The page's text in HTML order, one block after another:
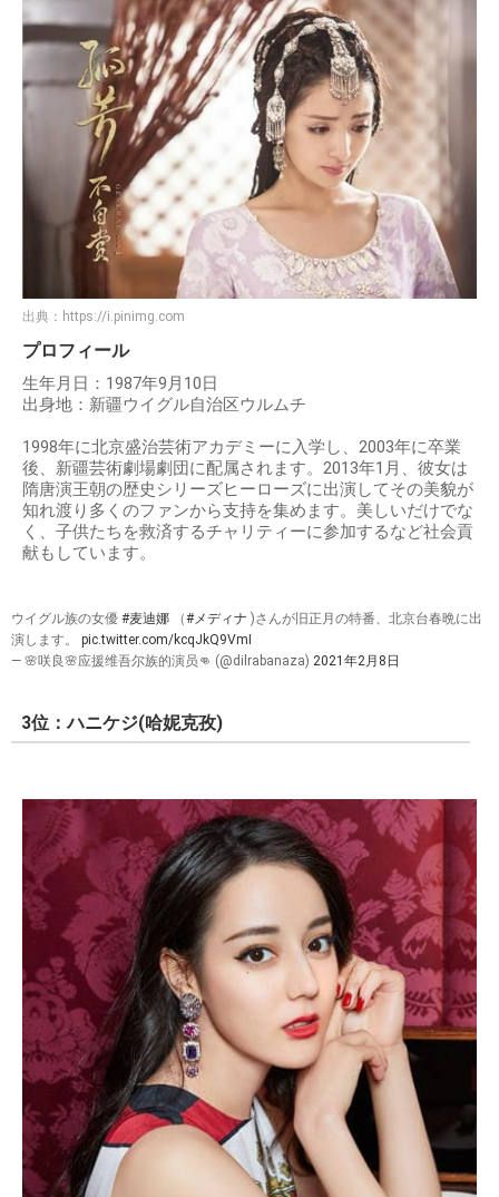
出典： https://i.pinimg.com
プロフィール
生年月日：1987年9月10日
出身地：新疆ウイグル自治区ウルムチ
1998年に北京盛治芸術アカデミーに入学し、2003年に卒業
後、新疆芸術劇場劇団に配属されます。2013年1月、彼女は
隋唐演王朝の歴史シリーズヒーローズに出演してその美貌が
知れ渡り多くのファンから支持を集めます。美しいだけでな
く、子供たちを救済するチャリティーに参加するなど社会貢
献もしています。
ウイグル族の女優 #麦迪娜 （#メディナ )さんが旧正月の特番、北京台春晩に出
演します。 pic.twitter.com/kcqJkQ9VmI
— 🌸咲良🌸应援维吾尔族的演员👊 (@dilrabanaza) 2021年2月8日
3位：ハニケジ(哈妮克孜)